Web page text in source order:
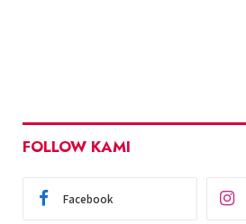
FOLLOW KAMI
Facebook